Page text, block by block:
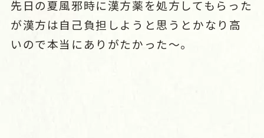
先日の夏風邪時に漢方薬を処方してもらった
が漢方は自己負担しようと思うとかなり高
いので本当にありがたかった～。